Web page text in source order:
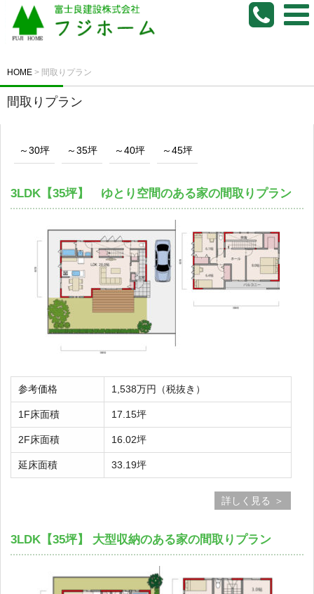
HOME > 間取りプラン
間取りプラン
～30坪 ～35坪 ～40坪 ～45坪
3LDK【35坪】 ゆとり空間のある家の間取りプラン
参考価格 1,538万円（税抜き）
1F床面積 17.15坪
2F床面積 16.02坪
延床面積 33.19坪
詳しく見る
3LDK【35坪】 大型収納のある家の間取りプラン